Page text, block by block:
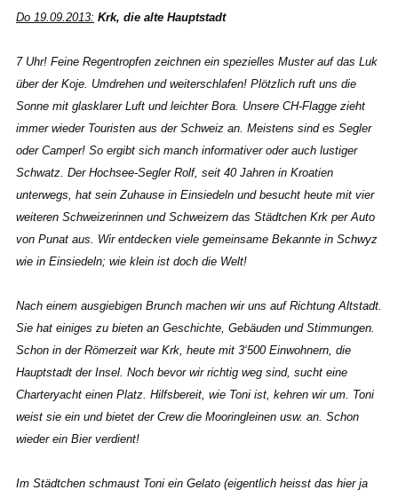
Do 19.09.2013: Krk, die alte Hauptstadt
7 Uhr! Feine Regentropfen zeichnen ein spezielles Muster auf das Luk
über der Koje. Umdrehen und weiterschlafen! Plötzlich ruft uns die
Sonne mit glasklarer Luft und leichter Bora. Unsere CH-Flagge zieht
immer wieder Touristen aus der Schweiz an. Meistens sind es Segler
oder Camper! So ergibt sich manch informativer oder auch lustiger
Schwatz. Der Hochsee-Segler Rolf, seit 40 Jahren in Kroatien
unterwegs, hat sein Zuhause in Einsiedeln und besucht heute mit vier
weiteren Schweizerinnen und Schweizern das Städtchen Krk per Auto
von Punat aus. Wir entdecken viele gemeinsame Bekannte in Schwyz
wie in Einsiedeln; wie klein ist doch die Welt!
Nach einem ausgiebigen Brunch machen wir uns auf Richtung Altstadt.
Sie hat einiges zu bieten an Geschichte, Gebäuden und Stimmungen.
Schon in der Römerzeit war Krk, heute mit 3‘500 Einwohnern, die
Hauptstadt der Insel. Noch bevor wir richtig weg sind, sucht eine
Charteryacht einen Platz. Hilfsbereit, wie Toni ist, kehren wir um. Toni
weist sie ein und bietet der Crew die Mooringleinen usw. an. Schon
wieder ein Bier verdient!
Im Städtchen schmaust Toni ein Gelato (eigentlich heisst das hier ja